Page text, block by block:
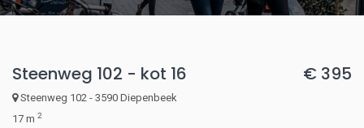
Steenweg 102 - kot 16
Steenweg 102 - 3590 Diepenbeek
17 m 2
€ 395